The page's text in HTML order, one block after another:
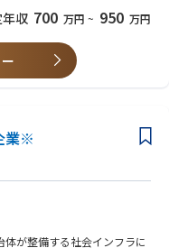
収 700 万円 ~ 950 万円
業※
体が整備する社会インフラに